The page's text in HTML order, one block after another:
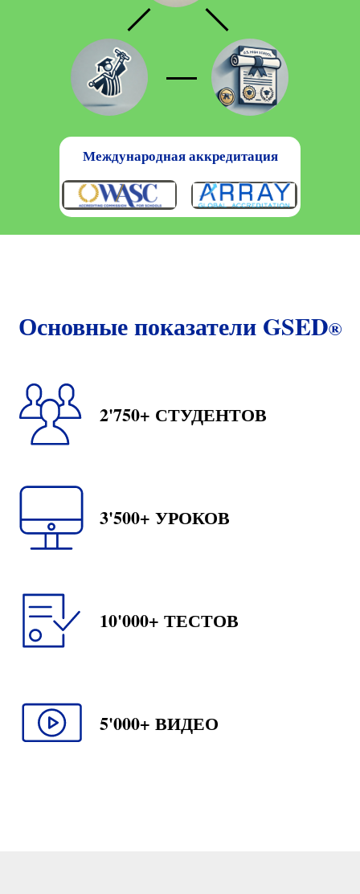
Международная аккредитация
Основные показатели GSED®
2'750+ СТУДЕНТОВ
3'500+ УРОКОВ
10'000+ ТЕСТОВ
5'000+ ВИДЕО